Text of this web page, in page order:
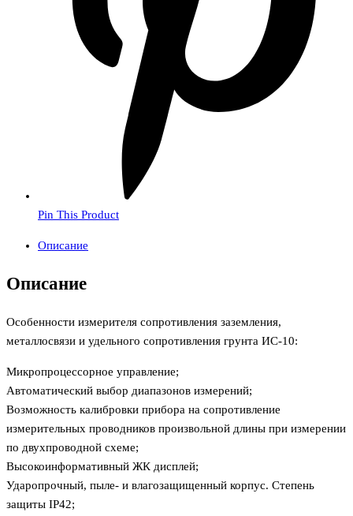
Pin This Product
Описание
Описание
Особенности измерителя сопротивления заземления,
металлосвязи и удельного сопротивления грунта ИС-10:
Микропроцессорное управление;
Автоматический выбор диапазонов измерений;
Возможность калибровки прибора на сопротивление
измерительных проводников произвольной длины при измерении
по двухпроводной схеме;
Высокоинформативный ЖК дисплей;
Ударопрочный, пыле- и влагозащищенный корпус. Степень
защиты IP42;